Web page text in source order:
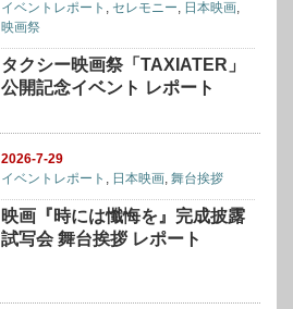
イベントレポート , セレモニー, 日本映画,
映画祭
タクシー映画祭「TAXIATER」
公開記念イベント レポート
2026-7-29
イベントレポート
日本映画 ,舞台挨拶
映画『時には懺悔を』完成披露
試写会 舞台挨拶 レポート